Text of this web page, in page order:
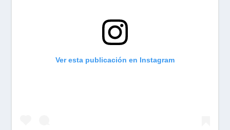
Ver esta publicación en Instagram